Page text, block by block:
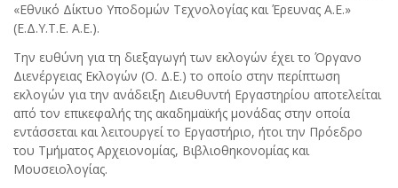
«Εθνικό Δίκτυο Υποδομών Τεχνολογίας και Έρευνας Α.Ε.»
(Ε.Δ.Υ.Τ.Ε. Α.Ε.).
Την ευθύνη για τη διεξαγωγή των εκλογών έχει το Όργανο
Διενέργειας Εκλογών (Ο. Δ.Ε.) το οποίο στην περίπτωση
εκλογών για την ανάδειξη Διευθυντή Εργαστηρίου αποτελείται
από τον επικεφαλής της ακαδημαϊκής μονάδας στην οποία
εντάσσεται και λειτουργεί το Εργαστήριο, ήτοι την Πρόεδρο
του Τμήματος Αρχειονομίας, Βιβλιοθηκονομίας και
Μουσειολογίας.